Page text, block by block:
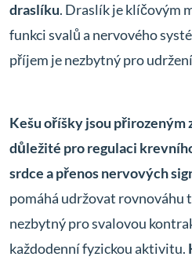
draslíku. Draslík je klíčovým
funkci svalů a nervového
příjem je nezbytný pro
Kešu oříšky jsou přirozeným
důležité pro regulaci
srdce a přenos nervových
pomáhá udržovat rovnováhu
nezbytný pro svalovou
každodenní fyzickou aktivitu.